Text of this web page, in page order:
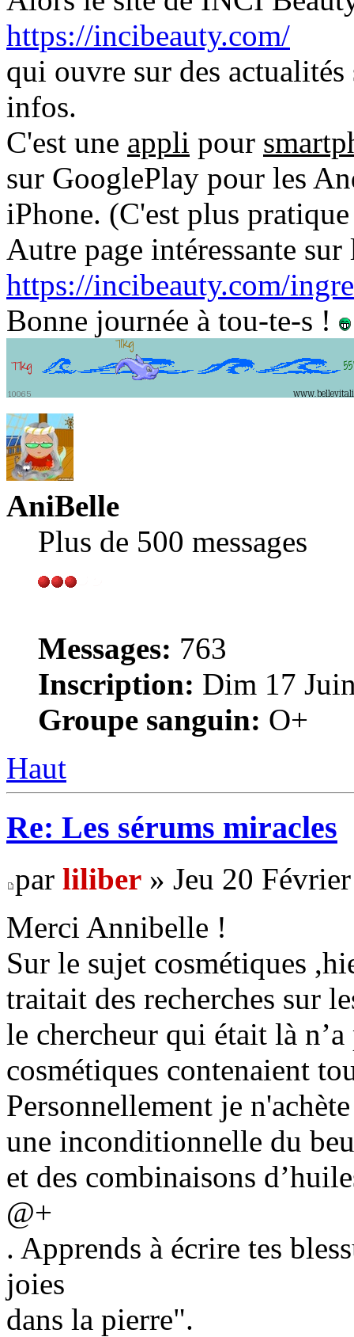
https://incibeauty.com/
qui ouvre sur des
infos.
C'est une appli pour
sur GooglePlay pour les
iPhone. (C'est plus
Autre page intéressante sur
https://incibeauty.com/
Bonne journée à tou-te-s !
AniBelle
Plus de 500 messages
Messages: 763
Inscription: Dim 17
Groupe sanguin: O+
Haut
Re: Les sérums miracles
par liliber » Jeu 20
Merci Annibelle !
Sur le sujet cosmétiques
traitait des recherches sur
le chercheur qui était là
cosmétiques contenaient
Personnellement je
une inconditionnelle du
et des combinaisons
@+
. Apprends à écrire tes
joies
dans la pierre".